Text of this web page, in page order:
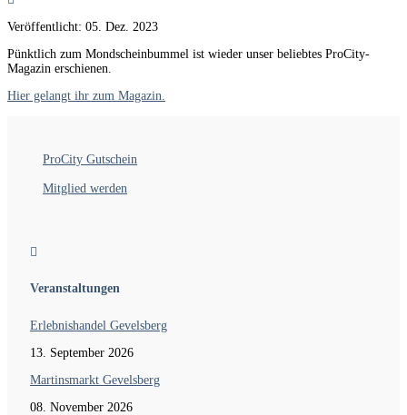
Veröffentlicht: 05. Dez. 2023
Pünktlich zum Mondscheinbummel ist wieder unser beliebtes ProCity-
Magazin erschienen.
Hier gelangt ihr zum Magazin.
ProCity Gutschein
Mitglied werden

Veranstaltungen
Erlebnishandel Gevelsberg
13. September 2026
Martinsmarkt Gevelsberg
08. November 2026